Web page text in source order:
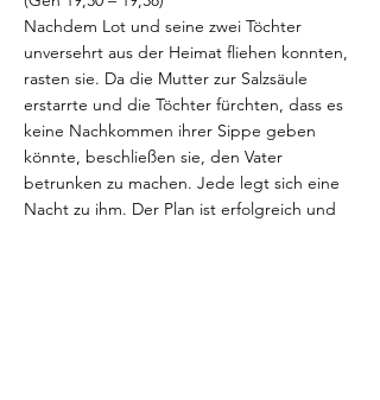
Nachdem Lot und seine zwei Töchter
unversehrt aus der Heimat fliehen konnten,
rasten sie. Da die Mutter zur Salzsäule
erstarrte und die Töchter fürchten, dass es
keine Nachkommen ihrer Sippe geben
könnte, beschließen sie, den Vater
betrunken zu machen. Jede legt sich eine
Nacht zu ihm. Der Plan ist erfolgreich und